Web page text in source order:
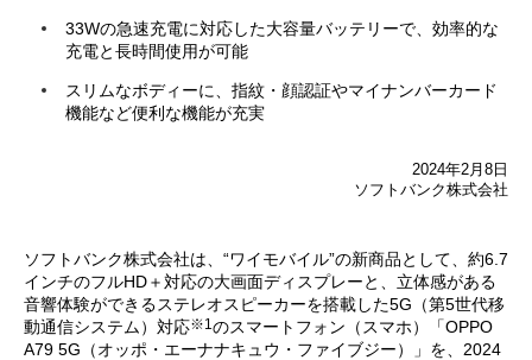
33Wの急速充電に対応した大容量バッテリーで、効率的な
充電と長時間使用が可能
スリムなボディーに、指紋・顔認証やマイナンバーカード
機能など便利な機能が充実
2024年2月8日
ソフトバンク株式会社
ソフトバンク株式会社は、“ワイモバイル”の新商品として、約6.7
インチのフルHD＋対応の大画面ディスプレーと、立体感がある
音響体験ができるステレオスピーカーを搭載した5G（第5世代移
動通信システム）対応※1のスマートフォン（スマホ）「OPPO
A79 5G（オッポ・エーナナキュウ・ファイブジー）」を、2024